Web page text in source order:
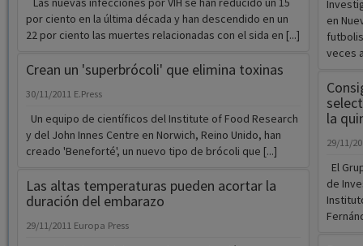
Crean un 'superbrócoli' que elimina toxinas
30/11/2011E.Press
Un equipo de científicos del Institute of Food Research
y del John Innes Centre en Norwich, Reino Unido, han
creado 'Beneforté', un nuevo tipo de brócoli que [...]
Las altas temperaturas pueden acortar la
duración del embarazo
Investigadores del Centro de Investigación
Epidemiológica y Ambiental de Barcelona aseguran que
las temperaturas elevadas pueden provocar una
la
29/11/
El
de
con